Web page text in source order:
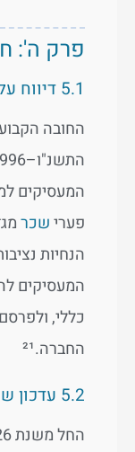
פרק ה':
5.1 דיווח על פערי שכר מגדריים
החובה
המעסיקים
פערישכר
הנחיות
המעסיקים
כללי,
החברה.²¹
5.2 עדכון שכר סף להעסקת מומחים זרים
החל משנת 2026 עודכן